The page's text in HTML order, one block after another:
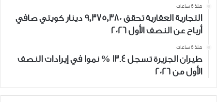
منذ 6 ساعات
التجارية العقارية تحقق 9,375,380 دينار كويتي صافي
أرباح عن النصف الأول 2026
منذ 6 ساعات
طيران الجزيرة تسجل 13.4 % نموا في إيرادات النصف
الأول من 2026